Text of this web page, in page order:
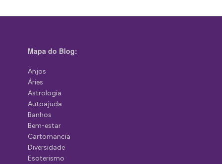
Mapa do Blog:
Anjos
Áries
Astrologia
Autoajuda
Banhos
Bem-estar
Cartomancia
Diversidade
Esoterismo